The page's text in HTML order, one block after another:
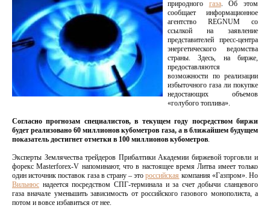
природного газа. Об этом
сообщает информационное
агентство REGNUM со
ссылкой на заявление
представителей пресс-центра
энергетического ведомства
страны. Здесь, на бирже,
предоставляются
возможности по реализации
избыточного газа ли покупке
недостающих объемов
«голубого топлива».
Согласно прогнозам специалистов, в текущем году посредством биржи
будет реализовано 60 миллионов кубометров газа, а в ближайшем будущем
показатель достигнет отметки в 100 миллионов кубометров.
Эксперты Землячества трейдеров Прибалтики Академии биржевой торговли и
форекс Masterforex-V напоминают, что в настоящее время Литва имеет только
один источник поставок газа в страну – этороссийская компания «Газпром». Но
Вильнюс надеется посредством СПГ-терминала и за счет добычи сланцевого
газа вначале уменьшить зависимость от российского газового монополиста, а
потом и вовсе избавиться от нее.